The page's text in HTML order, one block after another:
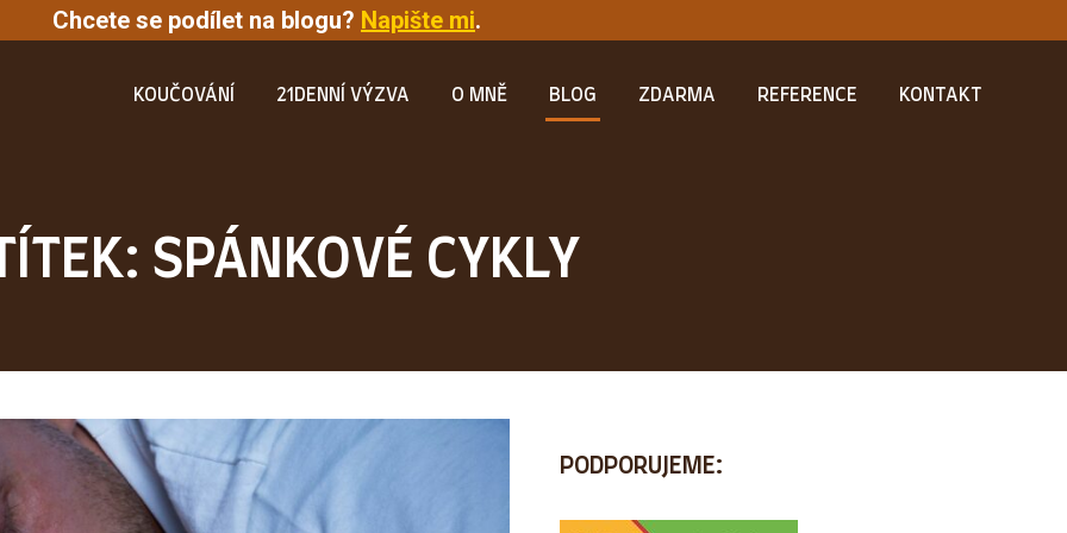
Chcete se podílet na blogu? Napište mi.
KOUČOVÁNÍ 21DENNÍ VÝZVA O MNĚ BLOG ZDARMA REFERENCE KONTAKT
SPÁNKOVÉ CYKLY
PODPORUJEME: